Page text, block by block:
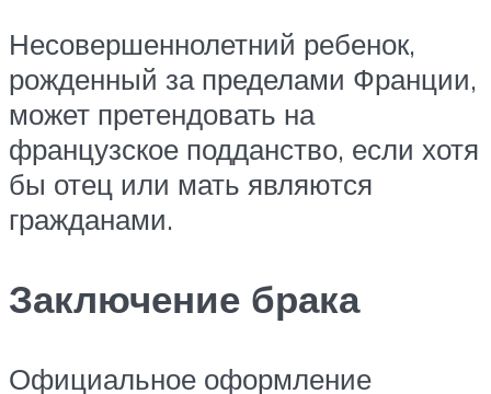
Несовершеннолетний ребенок,
рожденный за пределами Франции,
может претендовать на
французское подданство, если хотя
бы отец или мать являются
гражданами.
Заключение брака
Официальное оформление